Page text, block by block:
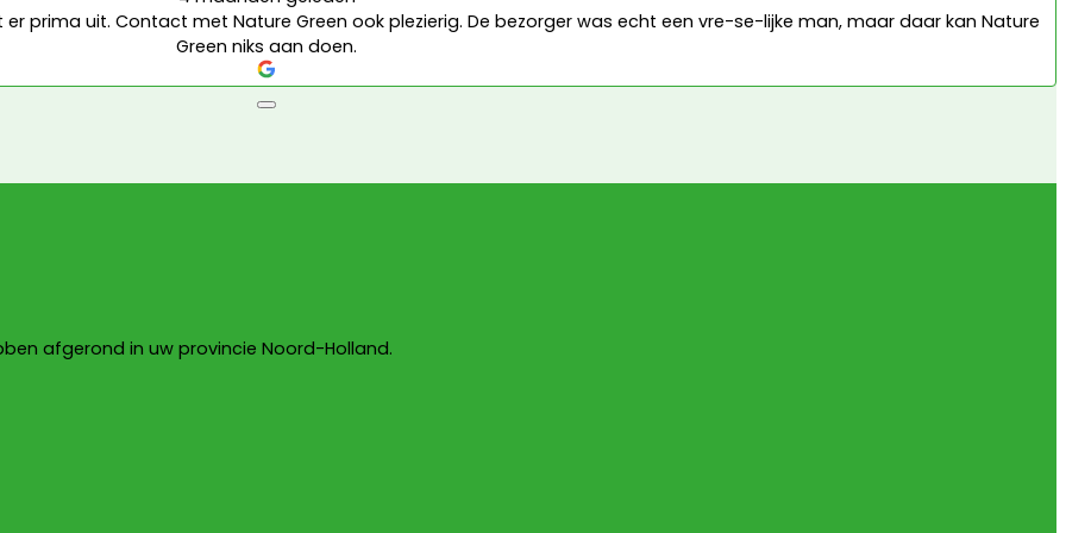
prima uit. Contact met Nature Green ook plezierig. De bezorger was echt een vre-se-lijke man, maar daar kan Nature
Green niks aan doen.
afgerond in uw provincie Noord-Holland.